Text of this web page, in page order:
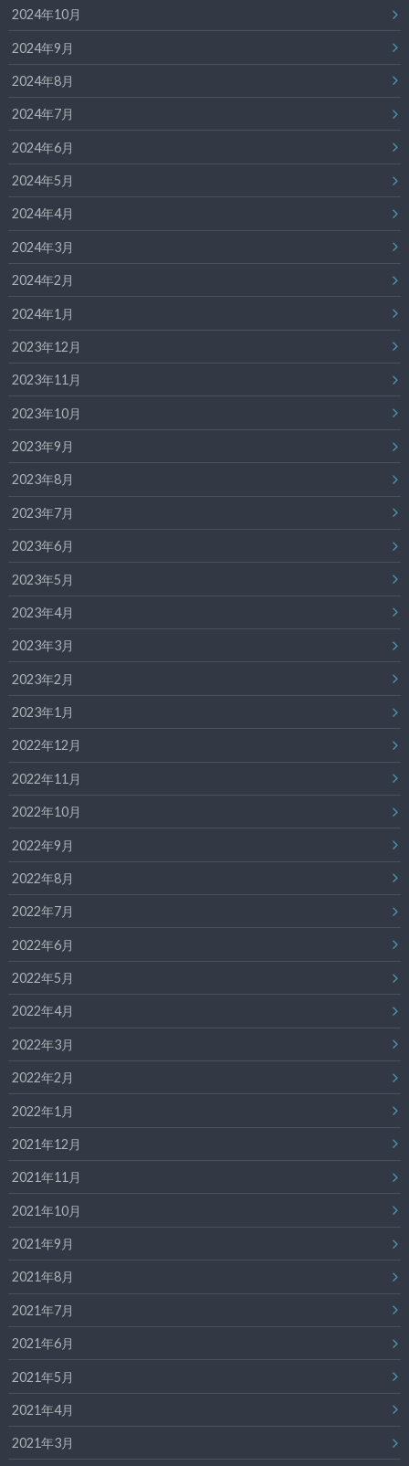
2024年10月
2024年9月
2024年8月
2024年7月
2024年6月
2024年5月
2024年4月
2024年3月
2024年2月
2024年1月
2023年12月
2023年11月
2023年10月
2023年9月
2023年8月
2023年7月
2023年6月
2023年5月
2023年4月
2023年3月
2023年2月
2023年1月
2022年12月
2022年11月
2022年10月
2022年9月
2022年8月
2022年7月
2022年6月
2022年5月
2022年4月
2022年3月
2022年2月
2022年1月
2021年12月
2021年11月
2021年10月
2021年9月
2021年8月
2021年7月
2021年6月
2021年5月
2021年4月
2021年3月